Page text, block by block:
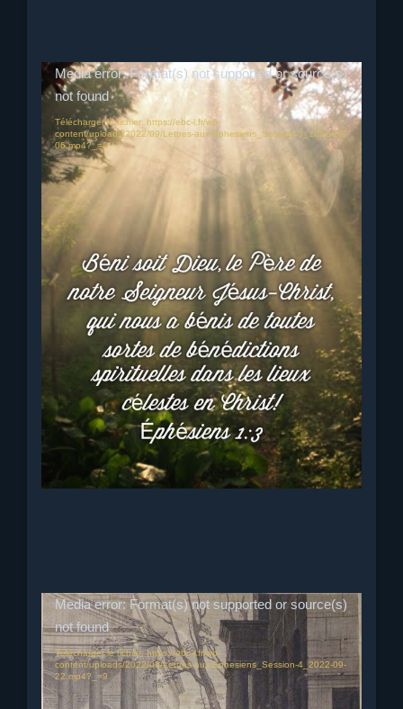
Lecteur
vidéo
Media error: Format(s) not supported or source(s)
not found
Télécharger le fichier: https://ebc-l.fr/wp-
content/uploads/2022/09/Lettres-aux-Ephesiens_Session-5_2022-10-
06.mp4?_=8
Titre :
Le corps formé en Christ dans l’éternité
passé
– Six aspects de la bénédiction spirituelle en
Christ – Session 5 –
Date : 06/10/2022
Passage biblique :Ephésiens chapitre 1 verset 3
Prédicateur :Ebi Radhakrishnan
Vous pouvez visualiser l’enregistrement vidéo de
cette session via le lien Youtube :
https://youtu.be/FP9kV5etBCU
Lecteur
vidéo
Media error: Format(s) not supported or source(s)
not found
Télécharger le fichier: https://ebc-l.fr/wp-
content/uploads/2022/09/Lettres-aux-Ephesiens_Session-4_2022-09-
22.mp4?_=9